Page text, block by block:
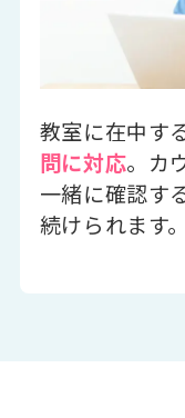
教室に在中す
問に対応。カ
一緒に確認す
続けられます。